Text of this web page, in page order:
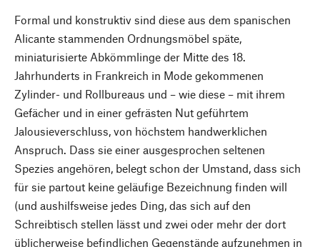
Formal und konstruktiv sind diese aus dem spanischen
Alicante stammenden Ordnungsmöbel späte,
miniaturisierte Abkömmlinge der Mitte des 18.
Jahrhunderts in Frankreich in Mode gekommenen
Zylinder- und Rollbureaus und – wie diese – mit ihrem
Gefächer und in einer gefrästen Nut geführtem
Jalousieverschluss, von höchstem handwerklichen
Anspruch. Dass sie einer ausgesprochen seltenen
Spezies angehören, belegt schon der Umstand, dass sich
für sie partout keine geläufige Bezeichnung finden will
(und aushilfsweise jedes Ding, das sich auf den
Schreibtisch stellen lässt und zwei oder mehr der dort
üblicherweise befindlichen Gegenstände aufzunehmen in